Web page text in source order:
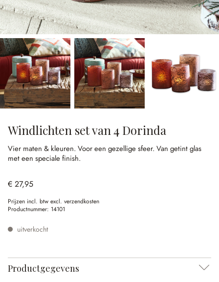
Windlichten set van 4 Dorinda
Vier maten & kleuren. Voor een gezellige sfeer. Van getint glas
met een speciale finish.
€ 27,95
Prijzen incl. btw excl. verzendkosten
Productnummer: 14101
uitverkocht
Productgegevens